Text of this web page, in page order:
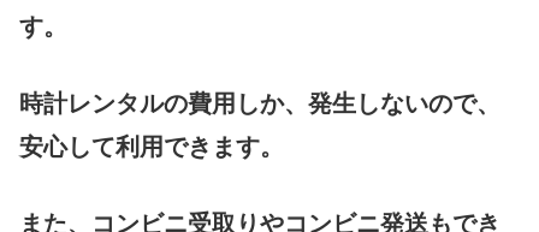
す。
時計レンタルの費用しか、発生しないので、
安心して利用できます。
また、コンビニ受取りやコンビニ発送もでき